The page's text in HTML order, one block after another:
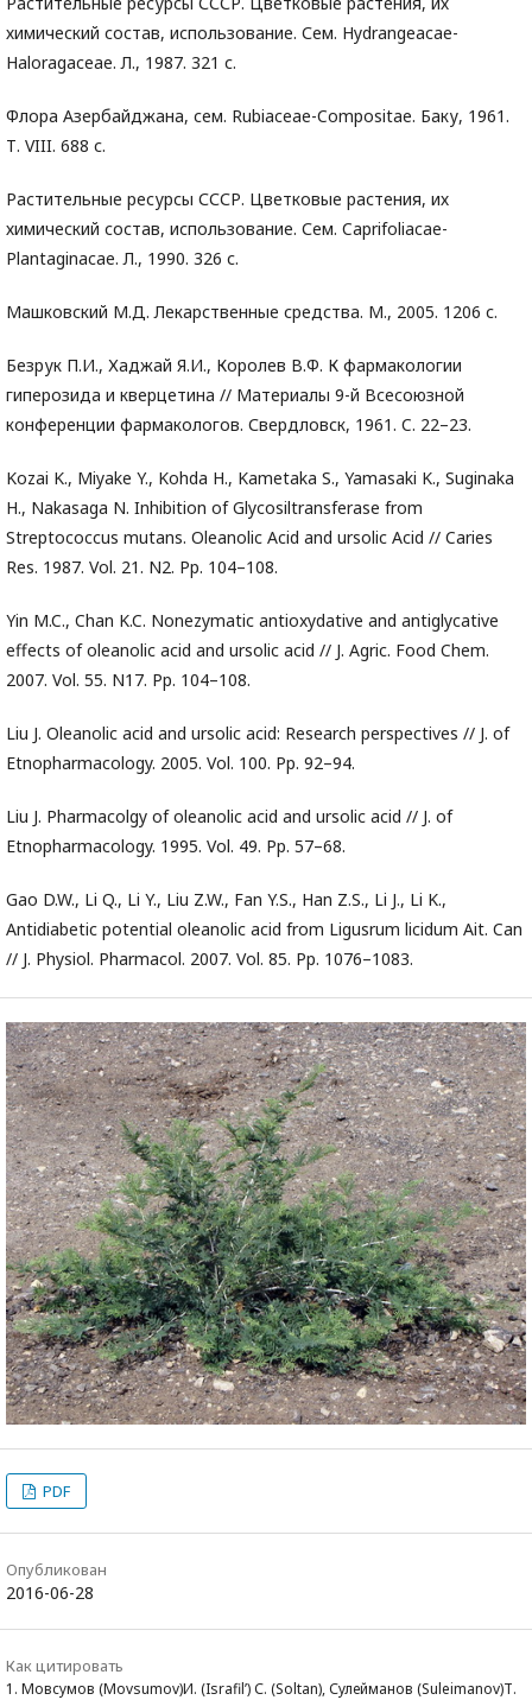
химический состав, использование. Сем. Hydrangeacae-
Haloragaceae. Л., 1987. 321 с.
Флора Азербайджана, сем. Rubiaceae-Compositae. Баку, 1961.
Т. VIII. 688 с.
Растительные ресурсы СССР. Цветковые растения, их
химический состав, использование. Сем. Caprifoliacae-
Plantaginacae. Л., 1990. 326 с.
Машковский М.Д. Лекарственные средства. М., 2005. 1206 с.
Безрук П.И., Хаджай Я.И., Королев В.Ф. К фармакологии
гиперозида и кверцетина // Материалы 9-й Всесоюзной
конференции фармакологов. Свердловск, 1961. C. 22–23.
Kozai K., Miyake Y., Kohda H., Kametaka S., Yamasaki K., Suginaka
H., Nakasaga N. Inhibition of Glycosiltransferase from
Streptococcus mutans. Oleanolic Acid and ursolic Acid // Caries
Res. 1987. Vol. 21. N2. Pp. 104–108.
Yin M.C., Chan K.C. Nonezymatic antioxydative and antiglycative
effects of oleanolic acid and ursolic acid // J. Agric. Food Chem.
2007. Vol. 55. N17. Pp. 104–108.
Liu J. Oleanolic acid and ursolic acid: Research perspectives // J. of
Etnopharmacology. 2005. Vol. 100. Pp. 92–94.
Liu J. Pharmacolgy of oleanolic acid and ursolic acid // J. of
Etnopharmacology. 1995. Vol. 49. Pp. 57–68.
Gao D.W., Li Q., Li Y., Liu Z.W., Fan Y.S., Han Z.S., Li J., Li K.,
Antidiabetic potential oleanolic acid from Ligusrum licidum Ait. Can
// J. Physiol. Pharmacol. 2007. Vol. 85. Pp. 1076–1083.
PDF
Опубликован
2016-06-28
Как цитировать
1. Мовсумов (Movsumov)И. (Israfil’) С. (Soltan), Сулейманов (Suleimanov)Т.